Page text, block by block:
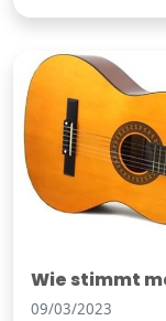
Wie stimmt
09/03/2023